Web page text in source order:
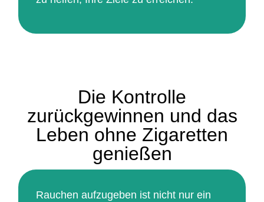
Die Kontrolle
zurückgewinnen und das
Leben ohne Zigaretten
genießen
Rauchen aufzugeben ist nicht nur ein